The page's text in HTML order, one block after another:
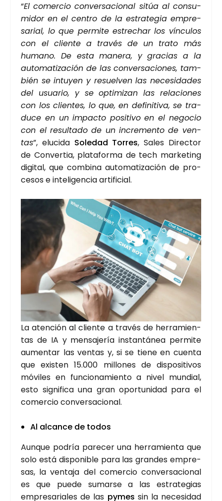
“El comer­cio con­ver­sa­cio­nal sitúa al con­su­
mi­dor en el cen­tro de la estra­te­gia empre­
sa­rial, lo que per­mi­te estre­char los víncu­los
con el clien­te a tra­vés de un tra­to más
humano. De esta mane­ra, y gra­cias a la
auto­ma­ti­za­ción de las con­ver­sa­cio­nes, tam­
bién se intu­yen y resuel­ven las nece­si­da­des
del usua­rio, y se opti­mi­zan las rela­cio­nes
con los clien­tes, lo que, en defi­ni­ti­va, se tra­
du­ce en un impac­to posi­ti­vo en el nego­cio
con el resul­ta­do de un incre­men­to de ven­
tas”, elu­ci­da Sole­dad Torres, Sales Direc­tor
de Con­ver­tia, pla­ta­for­ma de tech mar­ke­ting
digi­tal, que com­bi­na auto­ma­ti­za­ción de pro­
ce­sos e inte­li­gen­cia arti­fi­cial.
La aten­ción al clien­te a tra­vés de herra­mien­
tas de IA y men­sa­je­ría ins­tan­tá­nea per­mi­te
aumen­tar las ven­tas y, si se tie­ne en cuen­ta
que exis­ten 15.000 millo­nes de dis­po­si­ti­vos
móvi­les en fun­cio­na­mien­to a nivel mun­dial,
esto sig­ni­fi­ca una gran opor­tu­ni­dad para el
comer­cio con­ver­sa­cio­nal.
Al alcan­ce de todos
Aun­que podría pare­cer una herra­mien­ta que
solo está dis­po­ni­ble para las gran­des empre­
sas, la ven­ta­ja del comer­cio con­ver­sa­cio­nal
es que pue­de sumar­se a las estra­te­gias
empre­sa­ria­les de las pymes sin la nece­si­dad